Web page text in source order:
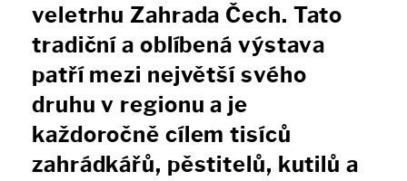
veletrhu Zahrada Čech. Tato
tradiční a oblíbená výstava
patří mezi největší svého
druhu v regionu a je
každoročně cílem tisíců
zahrádkářů, pěstitelů, kutilů a